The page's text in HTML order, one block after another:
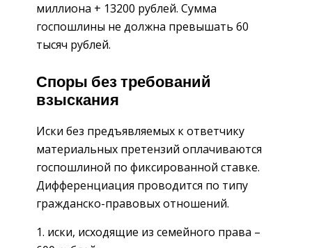
миллиона + 13200 рублей. Сумма
госпошлины не должна превышать 60
тысяч рублей.
Споры без требований
взыскания
Иски без предъявляемых к ответчику
материальных претензий оплачиваются
госпошлиной по фиксированной ставке.
Дифференциация проводится по типу
гражданско-правовых отношений.
иски, исходящие из семейного права –